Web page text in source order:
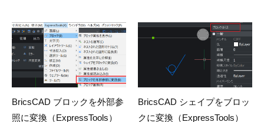
ョ
ン
BricsCAD ブロックを外部参
照に変換（ExpressTools）
BricsCAD シェイプをブロッ
クに変換（ExpressTools）